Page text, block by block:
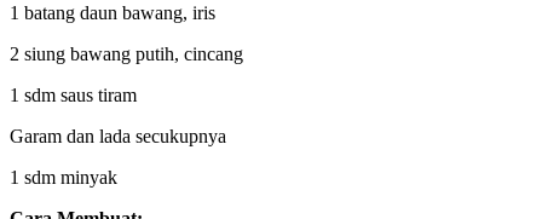
1 batang daun bawang, iris
2 siung bawang putih, cincang
1 sdm saus tiram
Garam dan lada secukupnya
1 sdm minyak